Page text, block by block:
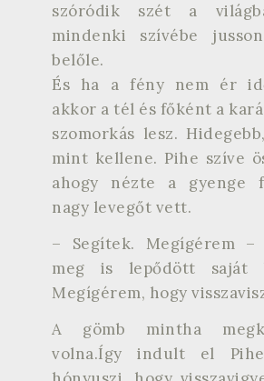
szóródik szét a
mindenki szívébe
belőle.
És ha a fény nem ér
akkor a tél és főként a
szomorkás lesz.
mint kellene. Pihe szíve
ahogy nézte a gyenge
nagy levegőt vett.
– Segítek. Megígérem –
meg is lepődött saját
Megígérem, hogy
A gömb mintha
volna.Így indult el